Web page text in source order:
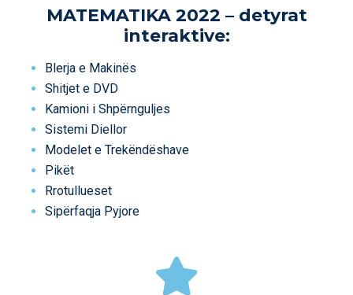
MATEMATIKA 2022 – detyrat
interaktive:
Blerja e Makinës
Shitjet e DVD
Kamioni i Shpërnguljes
Sistemi Diellor
Modelet e Trekëndëshave
Pikët
Rrotullueset
Sipërfaqja Pyjore